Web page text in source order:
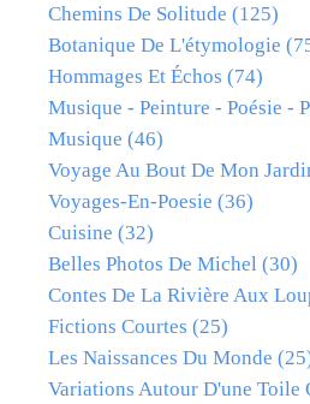
Chemins De Solitude (125)
Botanique De L'étymologie
Hommages Et Échos (74)
Musique - Peinture - Poésie -
Musique (46)
Voyage Au Bout De Mon
Voyages-En-Poesie (36)
Cuisine (32)
Belles Photos De Michel (30)
Contes De La Rivière Aux
Fictions Courtes (25)
Les Naissances Du Monde
Variations Autour D'une Toile